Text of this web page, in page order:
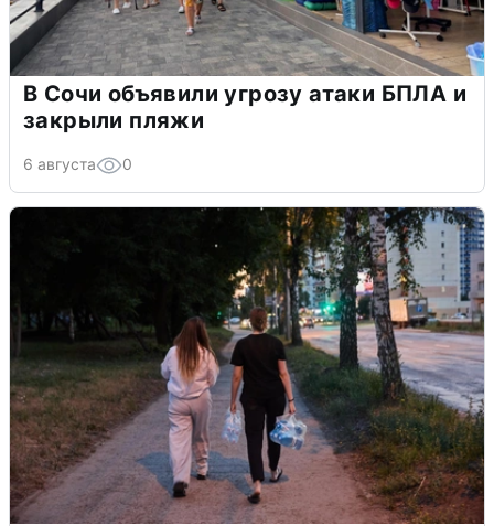
В Сочи объявили угрозу атаки БПЛА и
закрыли пляжи
6 августа 0